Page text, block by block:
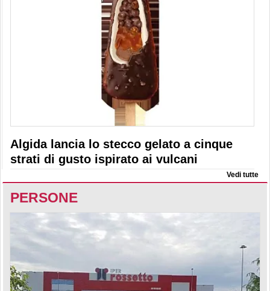
Algida lancia lo stecco gelato a cinque
strati di gusto ispirato ai vulcani
Vedi tutte
PERSONE